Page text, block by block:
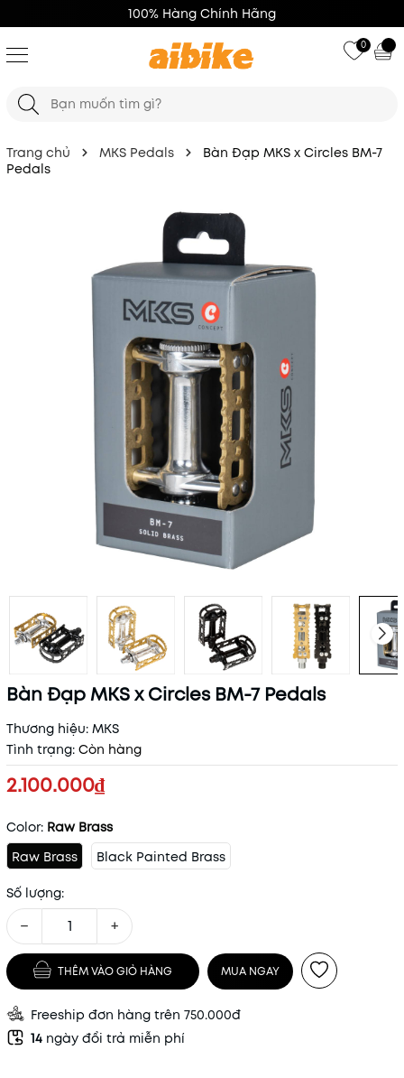
100% Hàng Chính Hãng
0
Trang chủ MKS Pedals
Bàn Đạp MKS x Circles BM-7
Pedals
Bàn Đạp MKS x Circles BM-7 Pedals
Thương hiệu: MKS
Tình trạng: Còn hàng
2.100.000₫
Color: Raw Brass
Raw Brass
Black Painted Brass
Số lượng:
− +
THÊM VÀO GIỎ HÀNG MUA NGAY
Freeship đơn hàng trên 750.000đ
14 ngày đổi trả miễn phí